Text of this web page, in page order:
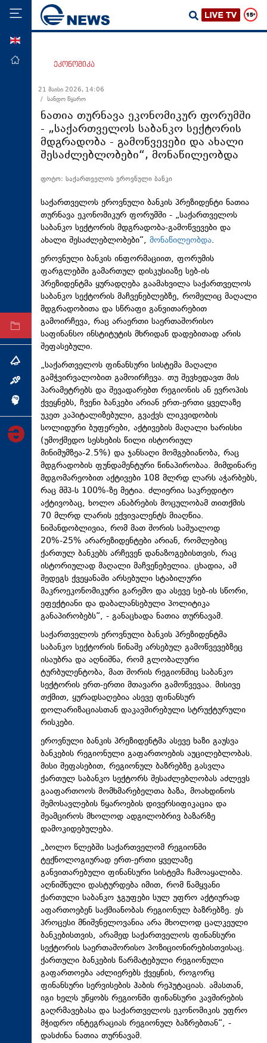
მთავარი
ეკონომიკა
მსოფლიო
ჯანდაცვა
საზოგადოება
სამართალი
თავდაცვა
რეგიონი
კულტურა
სპორტი
ტაბლოიდი
არქივი
ინტერვიუ
ინქვიზიცია
ეკონომიკა
21 მაისი 2026, 14:06
/ სანდო წყარო
ნათია თურნავა ეკონომიკურ ფორუმში
- „საქართველოს საბანკო სექტორის
მდგრადობა - გამოწვევები და ახალი
შესაძლებლობები“, მონაწილეობდა
ფოტო: საქართველოს ეროვნული ბანკი
საქართველოს ეროვნული ბანკის პრეზიდენტი ნათია
თურნავა ეკონომიკურ ფორუმში - „საქართველოს
საბანკო სექტორის მდგრადობა-გამოწვევები და
ახალი შესაძლებლობები“, მონაწილეობდა.
ეროვნული ბანკის ინფორმაციით, ფორუმის
ფარგლებში გამართულ დისკუსიაზე სებ-ის
პრეზიდენტმა ყურადღება გაამახვილა საქართველოს
საბანკო სექტორის მაჩვენებლებზე, რომელიც მაღალი
მდგრადობითა და სწრაფი განვითარებით
გამოირჩევა, რაც არაერთი საერთაშორისო
საფინანსო ინსტიტუტის მხრიდან დადებითად არის
შეფასებული.
„საქართველოს ფინანსური სისტემა მაღალი
გამჭვირვალობით გამოირჩევა. თუ შევხედავთ მის
პარამეტრებს და შევადარებთ რეგიონის ან ევროპის
ქვეყნებს, ჩვენი ბანკები არიან ერთ-ერთი ყველაზე
უკეთ კაპიტალიზებული, გვაქვს ლიკვიდობის
სოლიდური ბუფერები, აქტივების მაღალი ხარისხი
(უმოქმედო სესხების წილი ისტორიულ
მინიმუმზეა-2.5%) და ჯანსაღი მომგებიანობა, რაც
მდგრადობის ფუნდამენტური წინაპირობაა. მიმდინარე
მდგომარეობით აქტივები 108 მლრდ ლარს აჭარბებს,
რაც მშპ-ს 100%-ზე მეტია. ძლიერია საკრედიტო
აქტივობაც, ხოლო ანაბრების მოცულობამ თითქმის
70 მლრდ ლარის ექვივალენტს მიაღწია.
ნიშანდობლივია, რომ მათ შორის საშუალოდ
20%-25% არარეზიდენტები არიან, რომლებიც
ქართულ ბანკებს არჩევენ დანაზოგებისთვის, რაც
ისტორიულად მაღალი მაჩვენებელია. ცხადია, ამ
შედეგს ქვეყანაში არსებული სტაბილური
მაკროეკონომიკური გარემო და ასევე სებ-ის სწორი,
ეფექტიანი და დაბალანსებული პოლიტიკა
განაპირობებს“, - განაცხადა ნათია თურნავამ.
საქართველოს ეროვნული ბანკის პრეზიდენტმა
საბანკო სექტორის წინაშე არსებულ გამოწვევებზეც
ისაუბრა და აღნიშნა, რომ გლობალური
ტურბულენტობა, მათ შორის რეგიონშიც საბანკო
სექტორის ერთ-ერთი მთავარი გამოწვევაა. მისივე
თქმით, ყურადსაღებია ასევე ფინანსურ
დოლარიზაციასთან დაკავშირებული სტრუქტურული
რისკები.
ეროვნული ბანკის პრეზიდენტმა ასევე ხაზი გაუსვა
ბანკების რეგიონული გაფართოების აუცილებლობას.
მისი შეფასებით, რეგიონულ ბაზრებზე გასვლა
ქართულ საბანკო სექტორს შესაძლებლობას აძლევს
გააფართოოს მომხმარებელთა ბაზა, მოახდინოს
შემოსავლების წყაროების დივერსიფიკაცია და
შეამციროს მხოლოდ ადგილობრივ ბაზარზე
დამოკიდებულება.
„ბოლო წლებში საქართველომ რეგიონში
ტექნოლოგიურად ერთ-ერთი ყველაზე
განვითარებული ფინანსური სისტემა ჩამოაყალიბა.
აღნიშნული დასტურდება იმით, რომ წამყვანი
ქართული საბანკო ჯგუფები სულ უფრო აქტიურად
აფართოებენ საქმიანობას რეგიონულ ბაზრებზე. ეს
პროცესი მნიშვნელოვანია არა მხოლოდ ცალკეული
ბანკებისთვის, არამედ საქართველოს ფინანსური
სექტორის საერთაშორისო პოზიციონირებისთვისაც.
ქართული ბანკების წარმატებული რეგიონული
გაფართოება აძლიერებს ქვეყნის, როგორც
ფინანსური სერვისების ჰაბის რეპუტაციას. ამასთან,
იგი ხელს უწყობს რეგიონში ფინანსური კავშირების
გაღრმავებასა და საქართველოს ეკონომიკის უფრო
მჭიდრო ინტეგრაციას რეგიონულ ბაზრებთან“, -
დასძინა ნათია თურნავამ.